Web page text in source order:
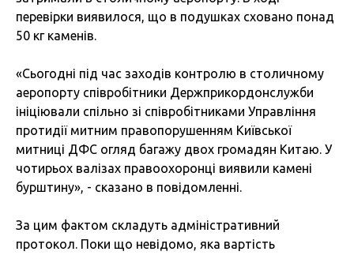
перевірки виявилося, що в подушках сховано понад
50 кг каменів.
«Сьогодні під час заходів контролю в столичному
аеропорту співробітники Держприкордонслужби
ініціювали спільно зі співробітниками Управління
протидії митним правопорушенням Київської
митниці ДФС огляд багажу двох громадян Китаю. У
чотирьох валізах правоохоронці виявили камені
бурштину», - сказано в повідомленні.
За цим фактом складуть адміністративний
протокол. Поки що невідомо, яка вартість